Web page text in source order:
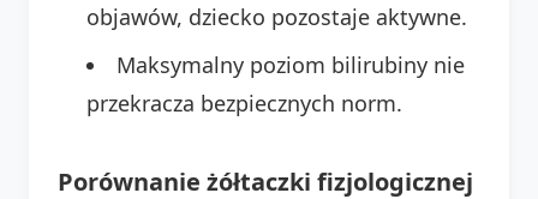
objawów, dziecko pozostaje aktywne.
Maksymalny poziom bilirubiny nie
przekracza bezpiecznych norm.
Porównanie żółtaczki fizjologicznej